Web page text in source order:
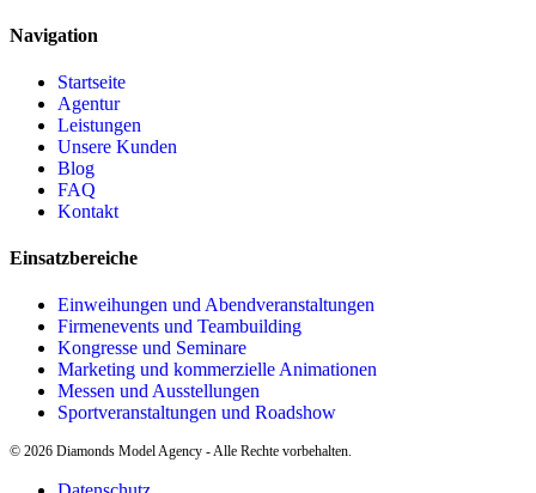
Navigation
Startseite
Agentur
Leistungen
Unsere Kunden
Blog
FAQ
Kontakt
Einsatzbereiche
Einweihungen und Abendveranstaltungen
Firmenevents und Teambuilding
Kongresse und Seminare
Marketing und kommerzielle Animationen
Messen und Ausstellungen
Sportveranstaltungen und Roadshow
© 2026 Diamonds Model Agency - Alle Rechte vorbehalten.